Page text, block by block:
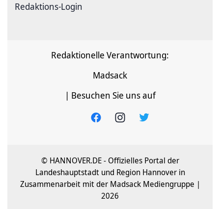
Redaktions-Login
Redaktionelle Verantwortung:
Madsack
| Besuchen Sie uns auf
© HANNOVER.DE - Offizielles Portal der
Landeshauptstadt und Region Hannover in
Zusammenarbeit mit der Madsack Mediengruppe |
2026